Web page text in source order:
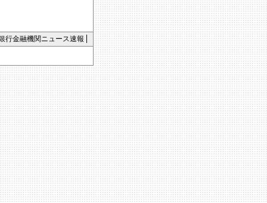
行金融機関ニュース速報